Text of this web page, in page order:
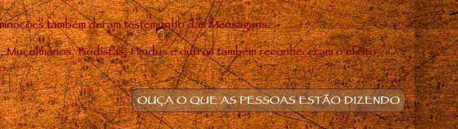
também deram testemunho das Mensagens.
Budistas, Hindus e outros também reconheceram o efeito
OUÇA O QUE AS PESSOAS ESTÃO DIZENDO